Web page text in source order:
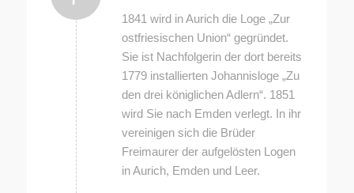
1841 wird in Aurich die Loge „Zur
ostfriesischen Union“ gegründet.
Sie ist Nachfolgerin der dort bereits
1779 installierten Johannisloge „Zu
den drei königlichen Adlern“. 1851
wird Sie nach Emden verlegt. In ihr
vereinigen sich die Brüder
Freimaurer der aufgelösten Logen
in Aurich, Emden und Leer.